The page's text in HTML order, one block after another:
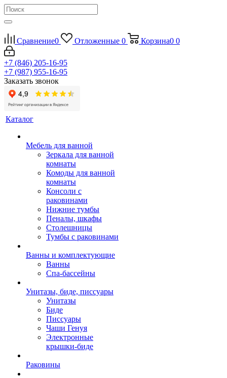
Сравнение0 Отложенные 0 Корзина0 0
+7 (846) 205-16-95
+7 (987) 955-16-95
Заказать звонок
Каталог
Мебель для ванной
Зеркала для ванной
комнаты
Комоды для ванной
комнаты
Консоли с
раковинами
Нижние тумбы
Пеналы, шкафы
Столешницы
Тумбы с раковинами
Ванны и комплектующие
Ванны
Спа-бассейны
Унитазы, биде, писсуары
Унитазы
Биде
Писсуары
Чаши Генуя
Электронные
крышки-биде
Раковины